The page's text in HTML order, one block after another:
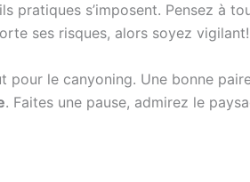
pratiques s’imposent. Pensez à
ses risques, alors soyez vigilant!
le canyoning. Une bonne
. Faites une pause, admirez le